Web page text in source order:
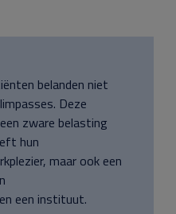
belanden niet
Deze
zware belasting
hun
maar ook een
een instituut.